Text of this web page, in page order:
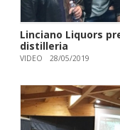
Linciano Liquors
distilleria
VIDEO 28/05/2019